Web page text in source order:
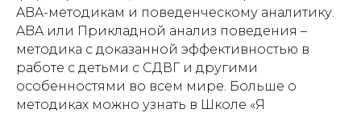
ABA-методикам и поведенческому аналитику.
ABA или Прикладной анализ поведения –
методика с доказанной эффективностью в
работе с детьми с СДВГ и другими
особенностями во всем мире. Больше о
методиках можно узнать в Школе «Я